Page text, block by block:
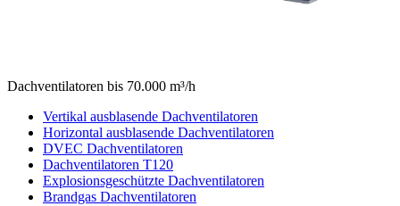
Dachventilatoren bis 70.000 m³/h
Vertikal ausblasende Dachventilatoren
Horizontal ausblasende Dachventilatoren
DVEC Dachventilatoren
Dachventilatoren T120
Explosionsgeschützte Dachventilatoren
Brandgas Dachventilatoren